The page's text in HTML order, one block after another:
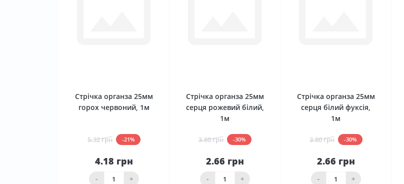
Стрічка органза 25мм
горох червоний, 1м
5.32 грн -21%
4.18 грн
- +
кошика
Стрічка органза 25мм
серця рожевий білий,
1м
3.80 грн -30%
2.66 грн
- +
кошика
Стрічка органза 25мм
серця білий фуксія,
1м
3.80 грн -30%
2.66 грн
- +
кошика